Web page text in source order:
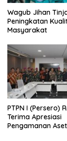
Wagub Jihan
Peningkatan
Masyarakat
PTPN I (Persero)
Terima Apresiasi
Pengamanan